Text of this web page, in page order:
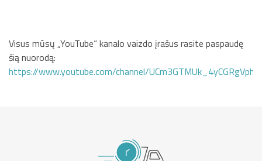
Visus mūsų „YouTube“ kanalo vaizdo įrašus rasite paspaudę
šią nuorodą:
https://www.youtube.com/channel/